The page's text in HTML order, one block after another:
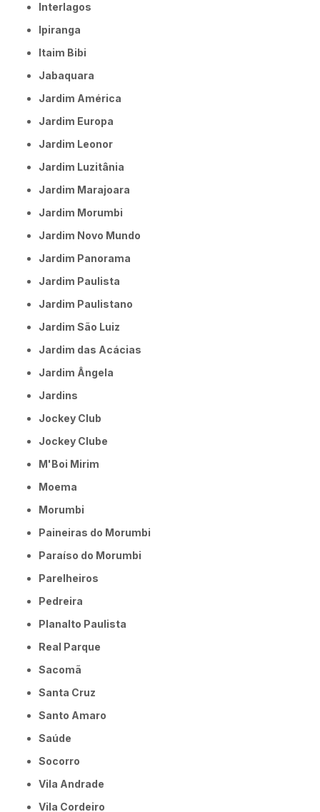
Interlagos
Ipiranga
Itaim Bibi
Jabaquara
Jardim América
Jardim Europa
Jardim Leonor
Jardim Luzitânia
Jardim Marajoara
Jardim Morumbi
Jardim Novo Mundo
Jardim Panorama
Jardim Paulista
Jardim Paulistano
Jardim São Luiz
Jardim das Acácias
Jardim Ângela
Jardins
Jockey Club
Jockey Clube
M'Boi Mirim
Moema
Morumbi
Paineiras do Morumbi
Paraíso do Morumbi
Parelheiros
Pedreira
Planalto Paulista
Real Parque
Sacomã
Santa Cruz
Santo Amaro
Saúde
Socorro
Vila Andrade
Vila Cordeiro